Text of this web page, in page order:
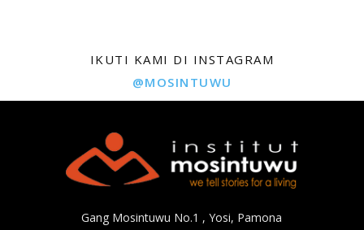
IKUTI KAMI DI INSTAGRAM
@MOSINTUWU
Gang Mosintuwu No.1 , Yosi, Pamona